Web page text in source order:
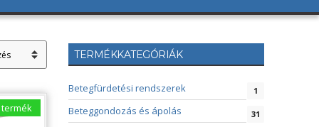
m
termék
TERMÉKKATEGÓRIÁK
Betegfürdetési rendszerek 1
Beteggondozás és ápolás 31